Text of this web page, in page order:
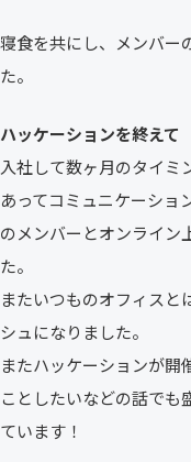
寝食を共にし、メンバー
た。
ハッケーションを終えて
入社して数ヶ月のタイミ
あってコミュニケーショ
のメンバーとオンライン
た。
またいつものオフィスと
シュになりました。
またハッケーションが
ことしたいなどの話でも
ています！